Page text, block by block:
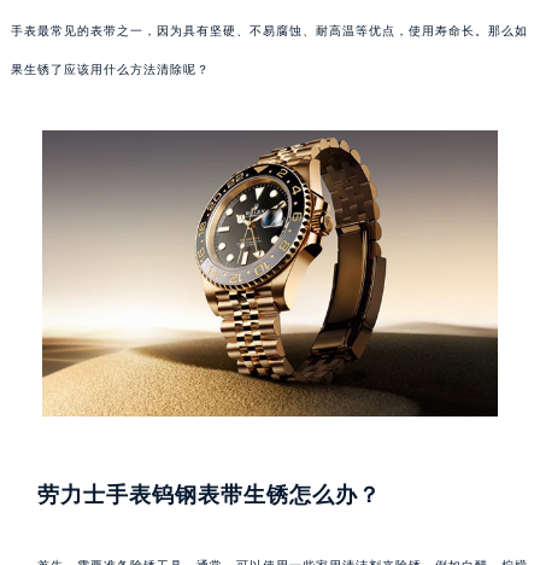
手表最常见的表带之一，因为具有坚硬、不易腐蚀、耐高温等优点，使用寿命长。那么如
果生锈了应该用什么方法清除呢？
劳力士手表钨钢表带生锈怎么办？